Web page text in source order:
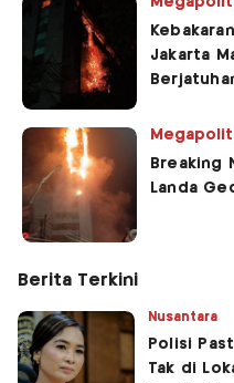
Jakarta
Breaking
Landa
Berita Terkini
Nusantara
Polisi
Tak di